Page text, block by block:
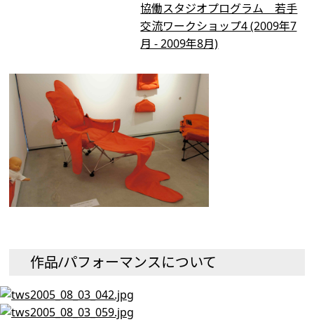
協働スタジオプログラム 若手
交流ワークショップ4 (2009年7
月 - 2009年8月)
作品/パフォーマンスについて